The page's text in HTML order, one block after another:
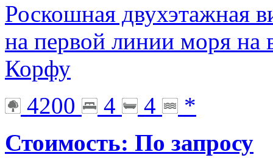
Роскошная двухэтажная
на первой линии моря на
Корфу
4200
4 4
*
Стоимость: По запросу